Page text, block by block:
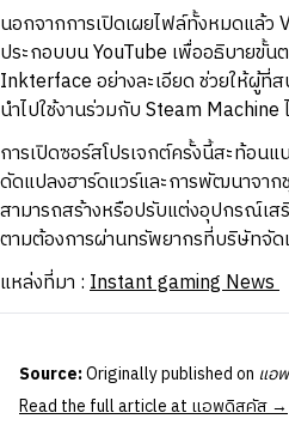
นอกจากการเปิดเผยไฟล์ทั้งหมดแล้ว
ประกอบบน YouTube เพื่ออธิบายขั้น
Inkterface อย่างละเอียด ช่วยให้ผู้ที่
นำไปใช้งานร่วมกับ Steam Machine
การเปิดซอร์สโปรเจกต์ครั้งนี้สะท้อน
ดัดแปลงฮาร์ดแวร์และการพัฒนาจาก
สามารถสร้างหรือปรับแต่งอุปกรณ์เ
ตามต้องการผ่านทรัพยากรที่บริษัทจัด
แหล่งที่มา :Instant gaming News
Source:Originally published on แอ
Read the full article at แอพดิสคัส →